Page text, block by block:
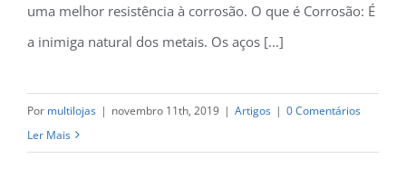
uma melhor resistência à corrosão. O que é Corrosão: É
a inimiga natural dos metais. Os aços [...]
Por multilojas | novembro 11th, 2019 | Artigos | 0 Comentários
Ler Mais